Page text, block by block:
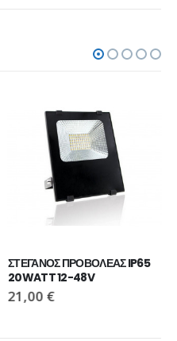
ΣΤΕΓΑΝΟΣ ΠΡΟΒΟΛΕΑΣ IP65
20WATT 12-48V
21,00 €